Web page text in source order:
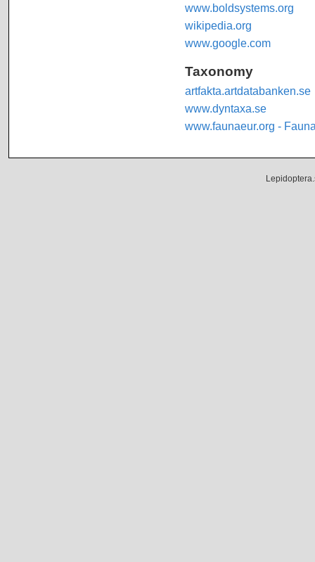
www.boldsystems.org
wikipedia.org
www.google.com
Taxonomy
artfakta.artdatabanken.se
www.dyntaxa.se
www.faunaeur.org -